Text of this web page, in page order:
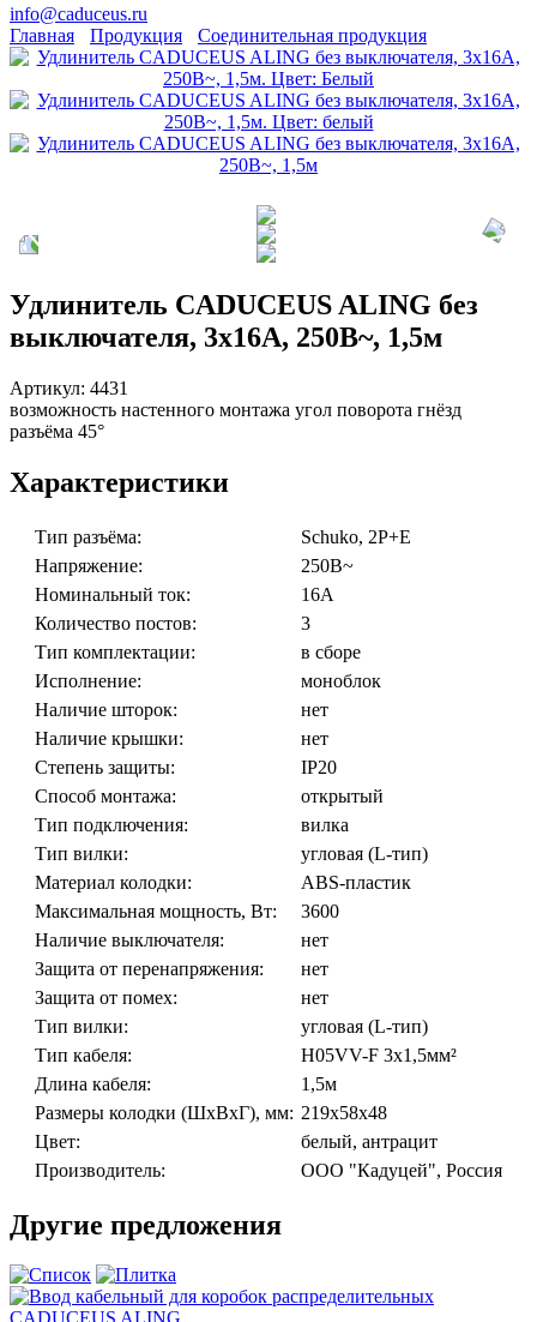
info@caduceus.ru
Главная
Продукция Соединительная продукция
Удлинитель CADUCEUS ALING без
выключателя, 3х16А, 250В~, 1,5м
Артикул: 4431
возможность настенного монтажа угол поворота гнёзд
разъёма 45°
Характеристики
Тип разъёма:
Schuko, 2P+E
Напряжение:
250В~
Номинальный ток:
16А
Количество постов:
3
Тип комплектации:
в сборе
Исполнение:
моноблок
Наличие шторок:
нет
Наличие крышки:
нет
Степень защиты:
IP20
Способ монтажа:
открытый
Тип подключения:
вилка
Тип вилки:
угловая (L-тип)
Материал колодки:
ABS-пластик
Максимальная мощность, Вт:
3600
Наличие выключателя:
нет
Защита от перенапряжения:
нет
Защита от помех:
нет
Тип вилки:
угловая (L-тип)
Тип кабеля:
H05VV-F 3x1,5мм²
Длина кабеля:
1,5м
Размеры колодки (ШхВхГ), мм: 219х58х48
Цвет:
белый, антрацит
Производитель:
ООО "Кадуцей", Россия
Другие предложения